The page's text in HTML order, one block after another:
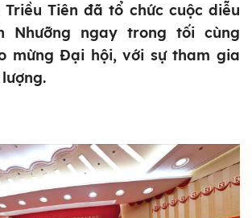
Tiên đã tổ chức cuộc diễu
Nhưỡng ngay trong tối cùng
mừng Đại hội, với sự tham gia